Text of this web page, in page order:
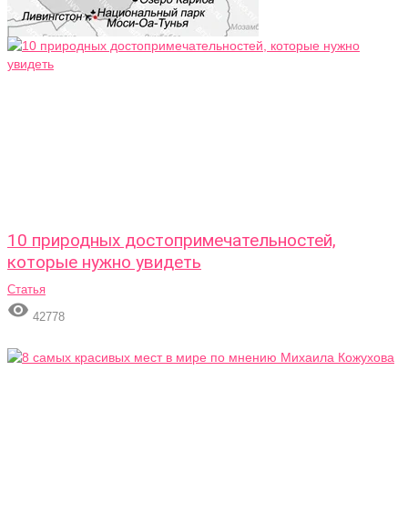
10 природных достопримечательностей,
которые нужно увидеть
Статья
 42778